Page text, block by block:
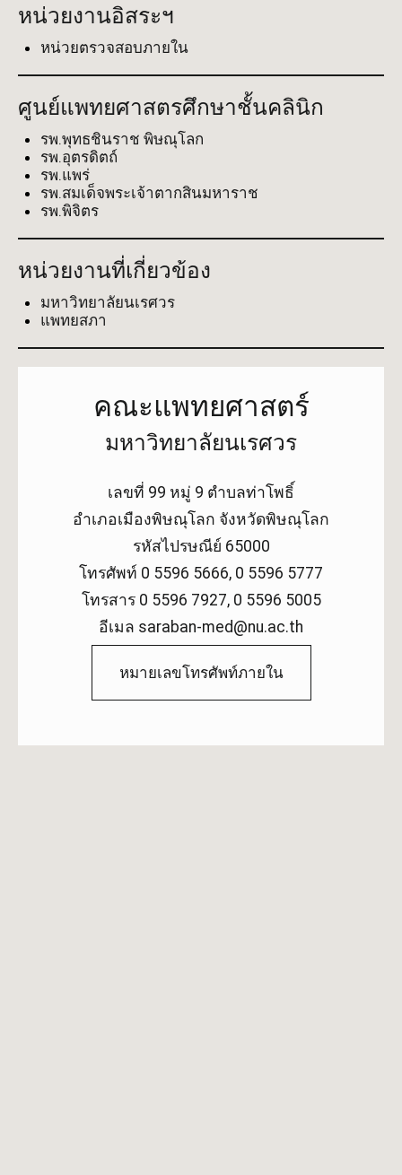
หน่วยงานอิสระฯ
หน่วยตรวจสอบภายใน
ศูนย์แพทยศาสตรศึกษาชั้นคลินิก
รพ.พุทธชินราช พิษณุโลก
รพ.อุตรดิตถ์
รพ.แพร่
รพ.สมเด็จพระเจ้าตากสินมหาราช
รพ.พิจิตร
หน่วยงานที่เกี่ยวข้อง
มหาวิทยาลัยนเรศวร
แพทยสภา
คณะแพทยศาสตร์
มหาวิทยาลัยนเรศวร
เลขที่ 99 หมู่ 9 ตำบลท่าโพธิ์
อำเภอเมืองพิษณุโลก จังหวัดพิษณุโลก
รหัสไปรษณีย์ 65000
โทรศัพท์ 0 5596 5666, 0 5596 5777
โทรสาร 0 5596 7927, 0 5596 5005
อีเมล saraban-med@nu.ac.th
หมายเลขโทรศัพท์ภายใน